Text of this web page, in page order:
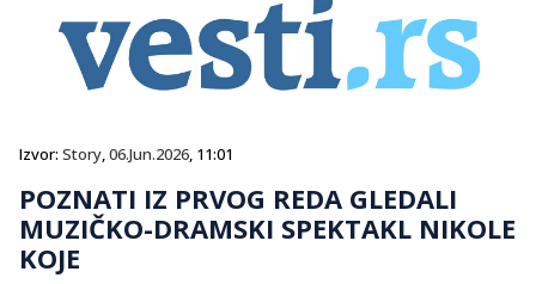
Izvor: Story,06.Jun.2026, 11:01
POZNATI IZ PRVOG REDA GLEDALI
MUZIČKO-DRAMSKI SPEKTAKL NIKOLE
KOJE